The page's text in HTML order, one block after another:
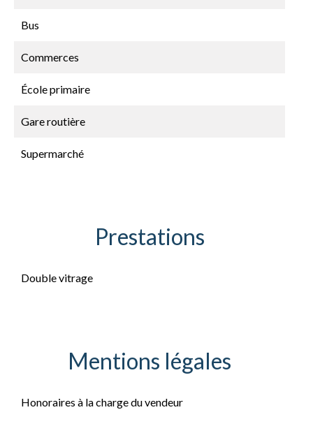
Bus
Commerces
École primaire
Gare routière
Supermarché
Prestations
Double vitrage
Mentions légales
Honoraires à la charge du vendeur